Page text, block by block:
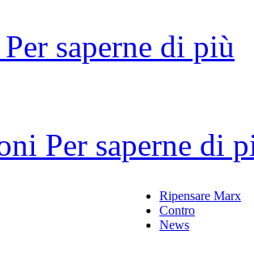
Per saperne di più
Per saperne di
Ripensare Marx
Contro
News